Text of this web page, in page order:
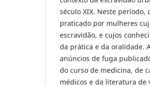
século XIX. Neste
praticado por mulheres
escravidão, e cujos
da prática e da oralidade.
anúncios de fuga
do curso de medicina, de
médicos e da literatura de